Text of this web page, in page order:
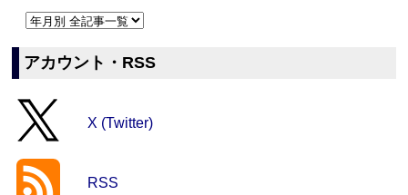
アカウント・RSS
X (Twitter)
RSS